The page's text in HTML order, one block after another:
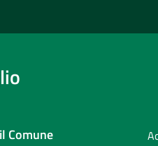
Comune